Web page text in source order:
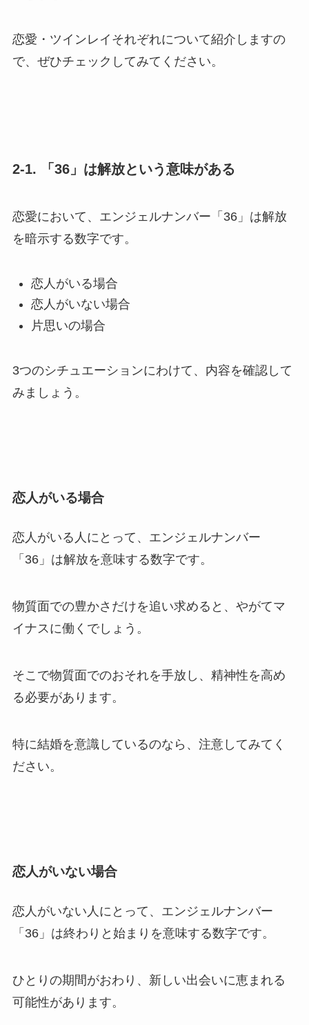
恋愛・ツインレイそれぞれについて紹介しますの
で、ぜひチェックしてみてください。
2-1. 「36」は解放という意味がある
恋愛において、エンジェルナンバー「36」は解放
を暗示する数字です。
恋人がいる場合
恋人がいない場合
片思いの場合
3つのシチュエーションにわけて、内容を確認して
みましょう。
恋人がいる場合
恋人がいる人にとって、エンジェルナンバー
「36」は解放を意味する数字です。
物質面での豊かさだけを追い求めると、やがてマ
イナスに働くでしょう。
そこで物質面でのおそれを手放し、精神性を高め
る必要があります。
特に結婚を意識しているのなら、注意してみてく
ださい。
恋人がいない場合
恋人がいない人にとって、エンジェルナンバー
「36」は終わりと始まりを意味する数字です。
ひとりの期間がおわり、新しい出会いに恵まれる
可能性があります。